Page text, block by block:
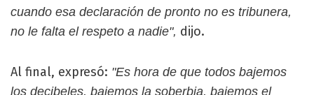
cuando esa declaración de pronto no es tribunera,
no le falta el respeto a nadie", dijo.
Al final, expresó: "Es hora de que todos bajemos
los decibeles, bajemos la soberbia, bajemos el